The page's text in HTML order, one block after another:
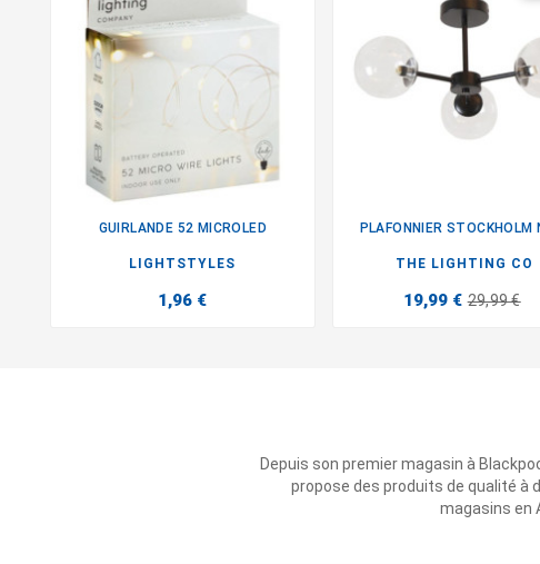
GUIRLANDE 52 MICROLED
LIGHTSTYLES
1,96 €
PLAFONNIER STOCKHOLM
THE LIGHTING CO
19,99 € 29,99 €
Depuis son premier magasin à
propose des produits de qualité à
magasins en